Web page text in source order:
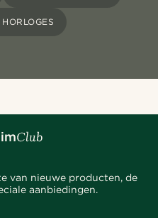
van nieuwe producten, de
aanbiedingen.